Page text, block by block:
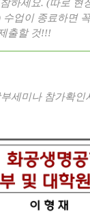
하세요. (따로 현
수업이 종료하면
출할 것!!!
세미나 참가확인